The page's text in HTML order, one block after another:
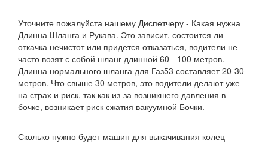
Уточните пожалуйста нашему Диспетчеру - Какая нужна
Длинна Шланга и Рукава. Это зависит, состоится ли
откачка нечистот или придется отказаться, водители не
часто возят с собой шланг длинной 60 - 100 метров.
Длинна нормального шланга для Газ53 составляет 20-30
метров. Что свыше 30 метров, это водители делают уже
на страх и риск, так как из-за возникшего давления в
бочке, возникает риск сжатия вакуумной Бочки.
Сколько нужно будет машин для выкачивания колец